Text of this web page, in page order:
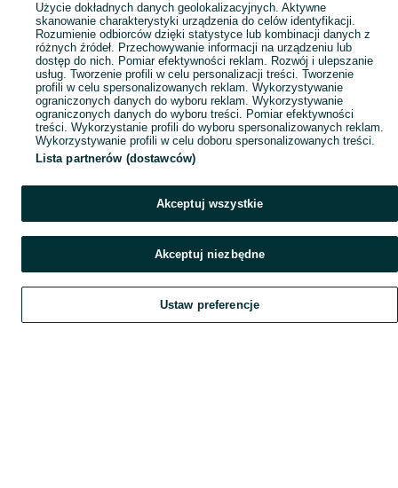
Home Favorite List it Chat My OLX
Home Favorite List it Chat My OLX
Home Favorite List it Chat My OLX
Szukaj Obserwujesz Dodaj Czat Konto
Użycie dokładnych danych geolokalizacyjnych. Aktywne
skanowanie charakterystyki urządzenia do celów identyfikacji.
Rozumienie odbiorców dzięki statystyce lub kombinacji danych z
różnych źródeł. Przechowywanie informacji na urządzeniu lub
dostęp do nich. Pomiar efektywności reklam. Rozwój i ulepszanie
usług. Tworzenie profili w celu personalizacji treści. Tworzenie
profili w celu spersonalizowanych reklam. Wykorzystywanie
ograniczonych danych do wyboru reklam. Wykorzystywanie
ograniczonych danych do wyboru treści. Pomiar efektywności
treści. Wykorzystanie profili do wyboru spersonalizowanych reklam.
Wykorzystywanie profili w celu doboru spersonalizowanych treści.
Lista partnerów (dostawców)
Akceptuj wszystkie
Akceptuj niezbędne
Ustaw preferencje